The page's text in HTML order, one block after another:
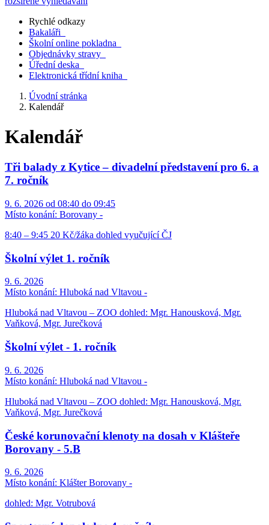
Rychlé odkazy
Bakaláři
Školní online pokladna
Objednávky stravy
Úřední deska
Elektronická třídní kniha
Úvodní stránka
Kalendář
Kalendář
Tři balady z Kytice – divadelní představení pro 6. a
7. ročník
9. 6. 2026 od 08:40 do 09:45
Místo konání: Borovany -
8:40 – 9:45 20 Kč/žáka dohled vyučující ČJ
Školní výlet 1. ročník
9. 6. 2026
Místo konání: Hluboká nad Vltavou -
Hluboká nad Vltavou – ZOO dohled: Mgr. Hanousková, Mgr.
Vaňková, Mgr. Jurečková
Školní výlet - 1. ročník
9. 6. 2026
Místo konání: Hluboká nad Vltavou -
Hluboká nad Vltavou – ZOO dohled: Mgr. Hanousková, Mgr.
Vaňková, Mgr. Jurečková
České korunovační klenoty na dosah v Klášteře
Borovany - 5.B
9. 6. 2026
Místo konání: Klášter Borovany -
dohled: Mgr. Votrubová